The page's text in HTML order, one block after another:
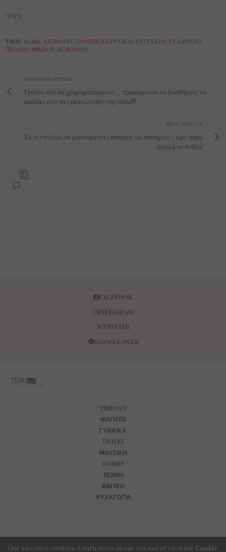
πηγή
TAGS: AÇMA ΑΤΣΜΆΔΕΣ ΠΟΛΊΤΙΚΗ ΣΥΝΤΑΓΉ ΕΎΓΕΥΣΤΟ ΕΥΧΆΡΙΣΤΟ
ΠΡΩΪΝΟ ΜΙΚΡΟΎ ΛΕΜΟΝΙΟΎ
PREVIOUS ARTICLE
Τρόποι που θα χρησιμοποιήσεις ... προκειμένου να βοηθήσεις το
παιδάκι σου να εγκαταλείψει την πάνα!!!
NEXT ARTICLE
Το τι επιλέγει να μασκαρευτεί κάποιος τις απόκριες .. έχει πάρα
πολλά να δείξει!
FACEBOOK
INSTAGRAM
TWITTER
GOOGLE-PLUS
TIMEOUT
ΦΑΓΗΤΌ
ΓΥΝΑΊΚΑ
TRAVEL
ΜΟΥΣΙΚΉ
GOSSIP
ΤΈΧΝΗ
ΒΊΝΤΕΟ
ΨΥΧΑΓΩΓΊΑ
Our site uses cookies. Learn more about our use of cookies: Cookie